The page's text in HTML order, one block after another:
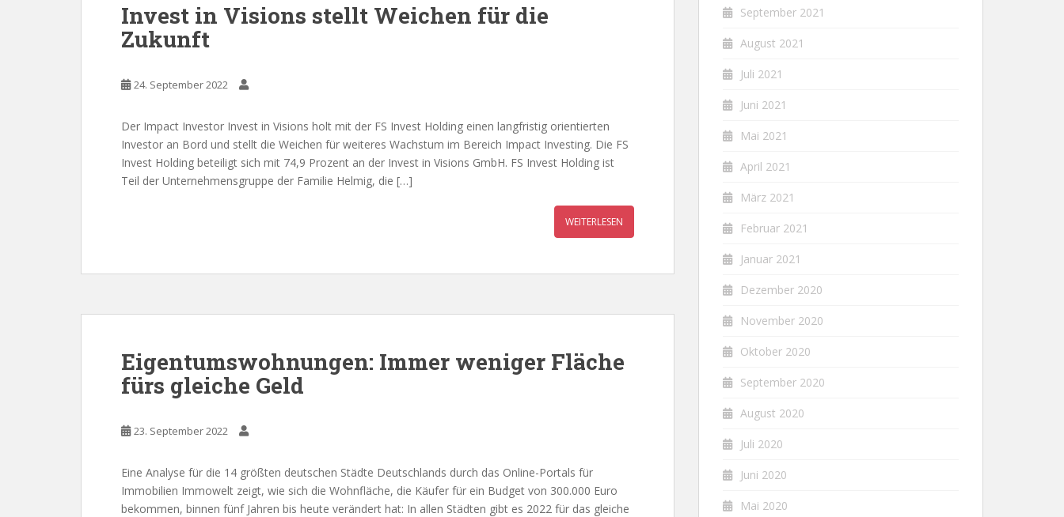
Invest in Visions stellt Weichen für die
Zukunft
24. September 2022
Der Impact Investor Invest in Visions holt mit der FS Invest Holding einen langfristig orientierten
Investor an Bord und stellt die Weichen für weiteres Wachstum im Bereich Impact Investing. Die FS
Invest Holding beteiligt sich mit 74,9 Prozent an der Invest in Visions GmbH. FS Invest Holding ist
Teil der Unternehmensgruppe der Familie Helmig, die […]
WEITERLESEN
Eigentumswohnungen: Immer weniger Fläche
fürs gleiche Geld
23. September 2022
Eine Analyse für die 14 größten deutschen Städte Deutschlands durch das Online-Portals für
Immobilien Immowelt zeigt, wie sich die Wohnfläche, die Käufer für ein Budget von 300.000 Euro
bekommen, binnen fünf Jahren bis heute verändert hat: In allen Städten gibt es 2022 für das gleiche
September 2021
August 2021
Juli 2021
Juni 2021
Mai 2021
April 2021
März 2021
Februar 2021
Januar 2021
Dezember 2020
November 2020
Oktober 2020
September 2020
August 2020
Juli 2020
Juni 2020
Mai 2020